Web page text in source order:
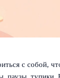
с собой,
паузы,